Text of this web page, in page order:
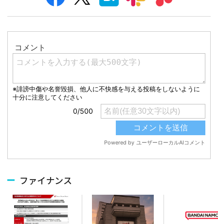
ファイナンス